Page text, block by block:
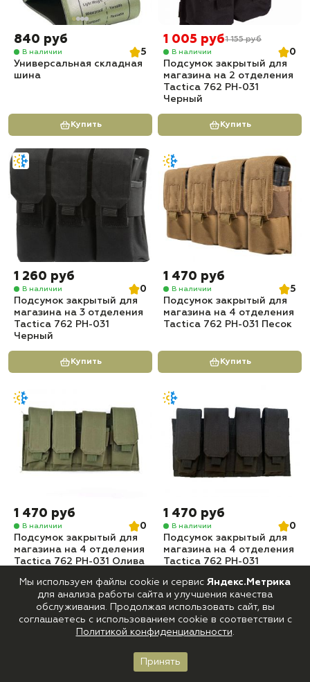
840 руб
В наличии
5
Универсальная складная
шина
Купить
1 005 руб1 155 руб
В наличии
0
Подсумок закрытый для
магазина на 2 отделения
Tactica 762 PH-031
Черный
Купить
1 260 руб
В наличии
0
Подсумок закрытый для
магазина на 3 отделения
Tactica 762 PH-031
Черный
Купить
1 470 руб
В наличии
5
Подсумок закрытый для
магазина на 4 отделения
Tactica 762 PH-031 Песок
Купить
1 470 руб
В наличии
0
Подсумок закрытый для
магазина на 4 отделения
Tactica 762 PH-031 Олива
Купить
1 470 руб
В наличии
0
Подсумок закрытый для
магазина на 4 отделения
Tactica 762 PH-031
Купить
Корзина
Мы используем файлы cookie и сервис Яндекс.Метрика
для анализа работы сайта и улучшения качества
обслуживания. Продолжая использовать сайт, вы
соглашаетесь с использованием cookie в соответствии с
Политикой конфиденциальности.
Принять